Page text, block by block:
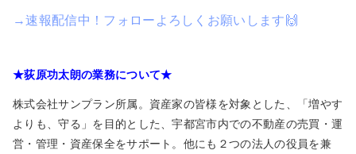
→速報配信中！フォローよろしくお願いします🙌
★荻原功太朗の業務について★
株式会社サンプラン所属。資産家の皆様を対象とした、「増やす
よりも、守る」を目的とした、宇都宮市内での不動産の売買・運
営・管理・資産保全をサポート。他にも２つの法人の役員を兼